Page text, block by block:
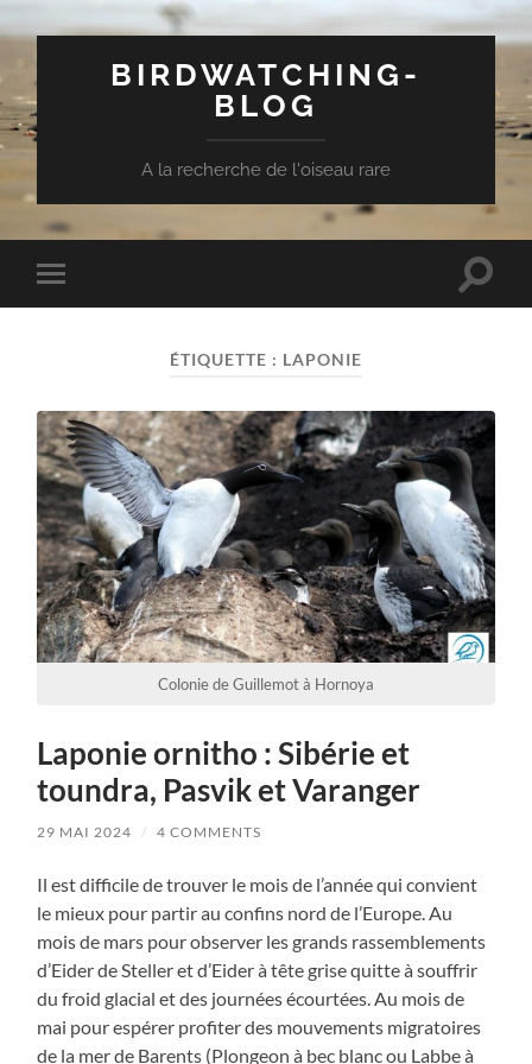
BIRDWATCHING-
BLOG
A la recherche de l'oiseau rare
Toggle
mobile
Toggle
ÉTIQUETTE : LAPONIE
Colonie de Guillemot à Hornoya
Laponie ornitho : Sibérie et
toundra, Pasvik et Varanger
29 MAI 2024 / 4 COMMENTS
Il est difficile de trouver le mois de l’année qui convient
le mieux pour partir au confins nord de l’Europe. Au
mois de mars pour observer les grands rassemblements
d’Eider de Steller et d’Eider à tête grise quitte à souffrir
du froid glacial et des journées écourtées. Au mois de
mai pour espérer profiter des mouvements migratoires
de la mer de Barents (Plongeon à bec blanc ou Labbe à